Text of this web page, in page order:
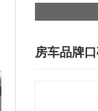
房车品牌